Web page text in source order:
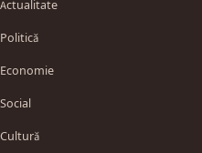
Actualitate
Politică
Economie
Social
Cultură